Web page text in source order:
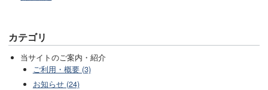
カテゴリ
当サイトのご案内・紹介
ご利用・概要 (3)
お知らせ (24)